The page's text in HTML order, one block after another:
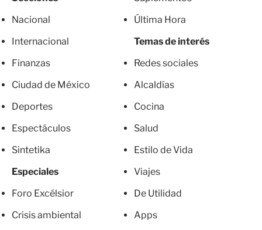
Nacional
Internacional
Finanzas
Ciudad de México
Deportes
Espectáculos
Sintetika
Especiales
Foro Excélsior
Crisis ambiental
Última Hora
Temas de interés
Redes sociales
Alcaldías
Cocina
Salud
Estilo de Vida
Viajes
De Utilidad
Apps